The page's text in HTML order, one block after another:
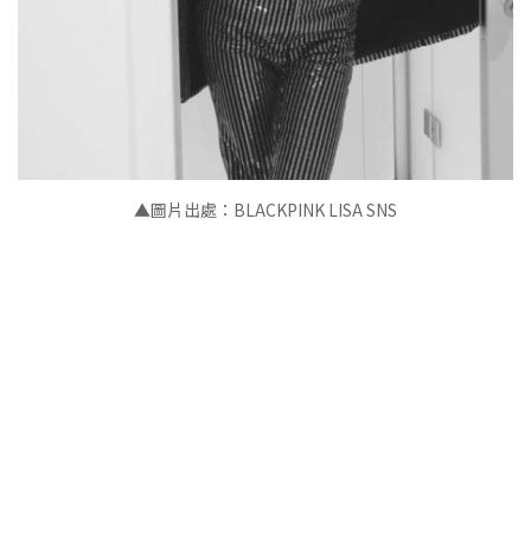
▲圖片出處：BLACKPINK LISA SNS